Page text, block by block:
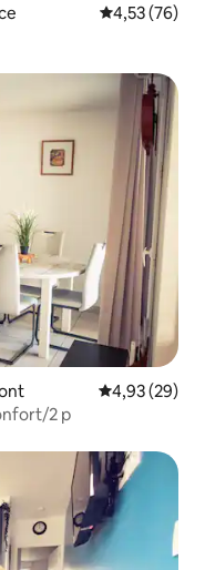
Évaluation
4,53 (76)
Évaluation
4,93 (29)
2 p